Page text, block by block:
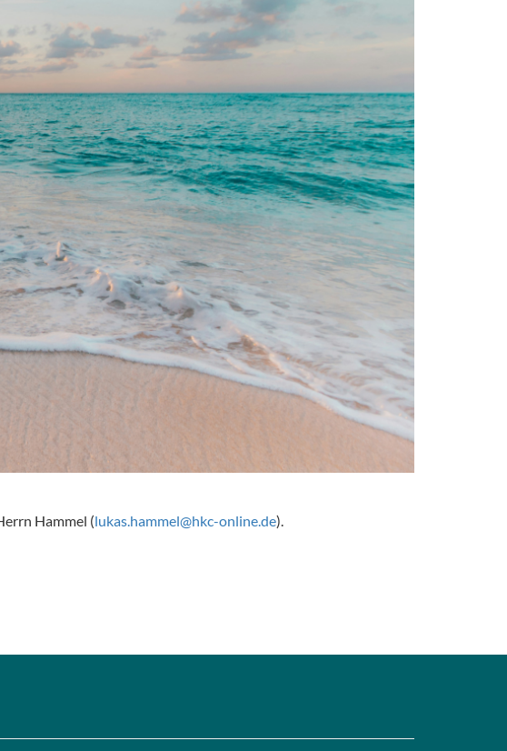
Hammel (lukas.hammel@hkc-online.de).